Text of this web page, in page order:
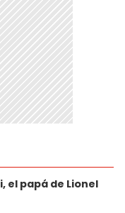
el papá de Lionel